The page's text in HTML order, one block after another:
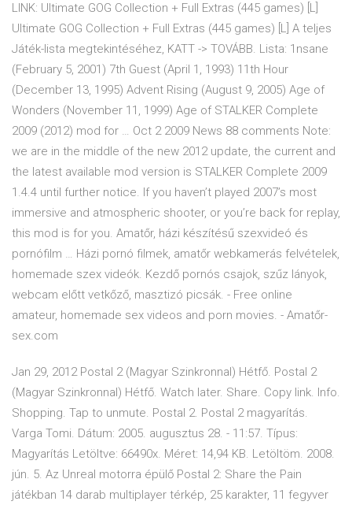
LINK: Ultimate GOG Collection + Full Extras (445 games) [L]
Ultimate GOG Collection + Full Extras (445 games) [L] A teljes
Játék-lista megtekintéséhez, KATT -> TOVÁBB. Lista: 1nsane
(February 5, 2001) 7th Guest (April 1, 1993) 11th Hour
(December 13, 1995) Advent Rising (August 9, 2005) Age of
Wonders (November 11, 1999) Age of STALKER Complete
2009 (2012) mod for … Oct 2 2009 News 88 comments Note:
we are in the middle of the new 2012 update, the current and
the latest available mod version is STALKER Complete 2009
1.4.4 until further notice. If you haven’t played 2007’s most
immersive and atmospheric shooter, or you’re back for replay,
this mod is for you. Amatőr, házi készítésű szexvideó és
pornófilm … Házi pornó filmek, amatőr webkamerás felvételek,
homemade szex videók. Kezdő pornós csajok, szűz lányok,
webcam előtt vetkőző, masztizó picsák. - Free online
amateur, homemade sex videos and porn movies. - Amatőr-
sex.com
Jan 29, 2012 Postal 2 (Magyar Szinkronnal) Hétfő. Postal 2
(Magyar Szinkronnal) Hétfő. Watch later. Share. Copy link. Info.
Shopping. Tap to unmute. Postal 2. Postal 2 magyarítás.
Varga Tomi. Dátum: 2005. augusztus 28. - 11:57. Típus:
Magyarítás Letöltve: 66490x. Méret: 14,94 KB. Letöltöm. 2008.
jún. 5. Az Unreal motorra épülő Postal 2: Share the Pain
játékban 14 darab multiplayer térkép, 25 karakter, 11 fegyver